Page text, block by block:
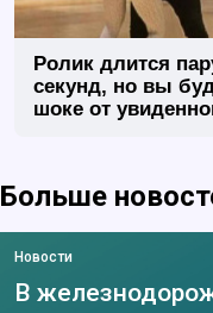
Ролик длится
секунд, но вы
шоке от
Больше
Новости
В